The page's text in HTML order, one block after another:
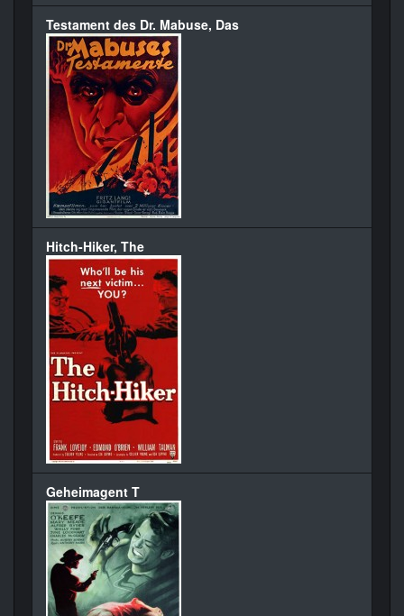
Testament des Dr. Mabuse, Das
Hitch-Hiker, The
Geheimagent T